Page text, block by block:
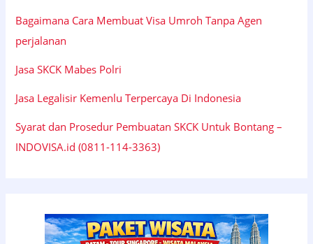
Bagaimana Cara Membuat Visa Umroh Tanpa Agen
perjalanan
Jasa SKCK Mabes Polri
Jasa Legalisir Kemenlu Terpercaya Di Indonesia
Syarat dan Prosedur Pembuatan SKCK Untuk Bontang –
INDOVISA.id (0811-114-3363)